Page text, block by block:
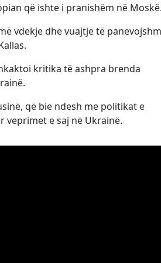
që ishte i pranishëm në Moskë.
vdekje dhe vuajtje të
kritika të ashpra brenda
që bie ndesh me politikat e
veprimet e saj në Ukrainë.